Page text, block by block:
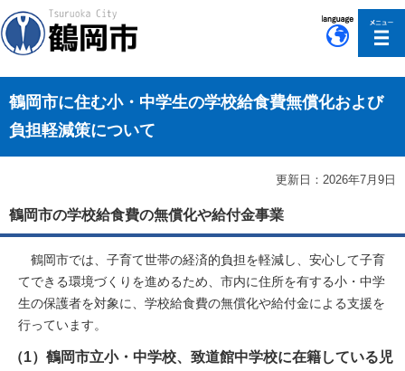
鶴岡市に住む小・中学生の学校給食費無償化および
負担軽減策について
更新日：2026年7月9日
鶴岡市の学校給食費の無償化や給付金事業
鶴岡市では、子育て世帯の経済的負担を軽減し、安心して子育
てできる環境づくりを進めるため、市内に住所を有する小・中学
生の保護者を対象に、学校給食費の無償化や給付金による支援を
行っています。
（1）鶴岡市立小・中学校、致道館中学校に在籍している児